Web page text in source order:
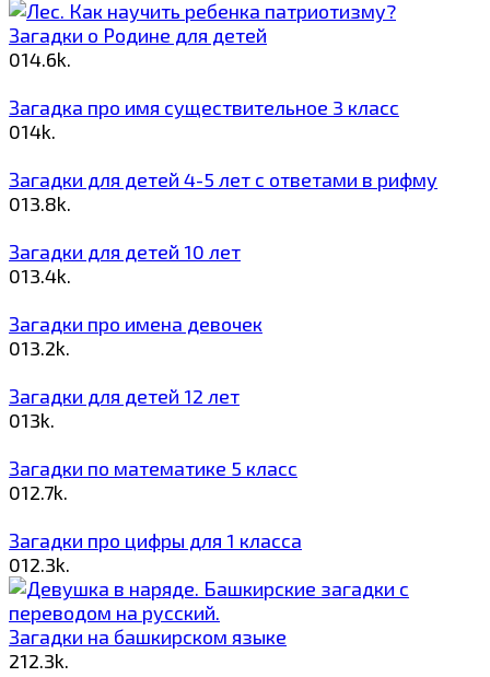
Загадки о Родине для детей
014.6k.
Загадка про имя существительное 3 класс
014k.
Загадки для детей 4-5 лет с ответами в рифму
013.8k.
Загадки для детей 10 лет
013.4k.
Загадки про имена девочек
013.2k.
Загадки для детей 12 лет
013k.
Загадки по математике 5 класс
012.7k.
Загадки про цифры для 1 класса
012.3k.
Загадки на башкирском языке
212.3k.